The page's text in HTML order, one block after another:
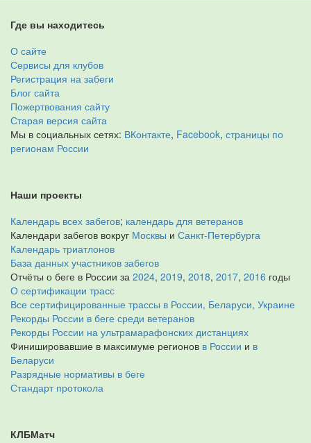
Где вы находитесь
О сайте
Сервисы для клубов
Регистрация на забеги
Блог сайта
Пожертвования сайту
Старая версия сайта
Мы в социальных сетях: ВКонтакте, Facebook, страницы по
регионам России
Наши проекты
Календарь всех забегов; календарь для ветеранов
Календари забегов вокруг Москвы и Санкт-Петербурга
Календарь триатлонов
База данных участников забегов
Отчёты о беге в России за 2024, 2019, 2018, 2017, 2016 годы
О сертификации трасс
Все сертифицированные трассы в России, Беларуси, Украине
Рекорды России в беге среди ветеранов
Рекорды России на ультрамарафонских дистанциях
Финишировавшие в максимуме регионов в России и в
Беларуси
Разрядные нормативы в беге
Стандарт протокола
КЛБМатч